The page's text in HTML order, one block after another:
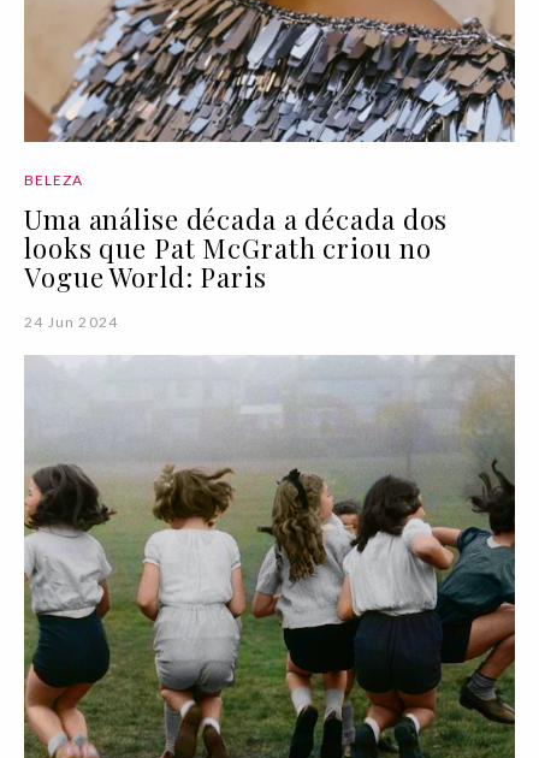
BELEZA
Uma análise década a década dos
looks que Pat McGrath criou no
Vogue World: Paris
24 Jun 2024